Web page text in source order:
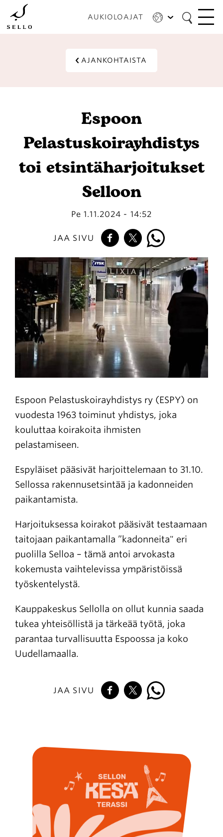
Hyppää
pääsisältöön
AUKIOLOAJAT
AJANKOHTAISTA
Espoon
Pelastuskoirayhdistys
toi etsintäharjoitukset
Selloon
Pe 1.11.2024 - 14:52
JAA SIVU
Espoon Pelastuskoirayhdistys ry (ESPY) on
vuodesta 1963 toiminut yhdistys, joka
kouluttaa koirakoita ihmisten
pelastamiseen.
Espyläiset pääsivät harjoittelemaan to 31.10.
Sellossa rakennusetsintää ja kadonneiden
paikantamista.
Harjoituksessa koirakot pääsivät testaamaan
taitojaan paikantamalla ”kadonneita" eri
puolilla Selloa – tämä antoi arvokasta
kokemusta vaihtelevissa ympäristöissä
työskentelystä.
Kauppakeskus Sellolla on ollut kunnia saada
tukea yhteisöllistä ja tärkeää työtä, joka
parantaa turvallisuutta Espoossa ja koko
Uudellamaalla.
JAA SIVU